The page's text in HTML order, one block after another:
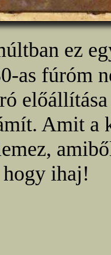
ez
as fúróm
Amit a
ihaj!